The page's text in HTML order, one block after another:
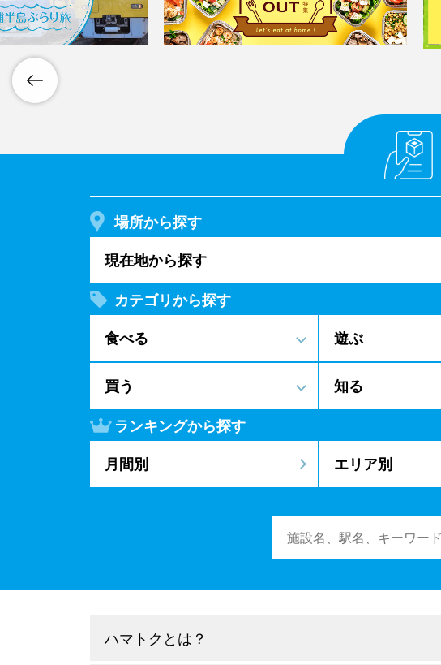
場所から探す
現在地から探す
カテゴリから探す
食べる
遊ぶ
買う 知る
ランキングから探す
月間別
エリア別
ハマトクとは？